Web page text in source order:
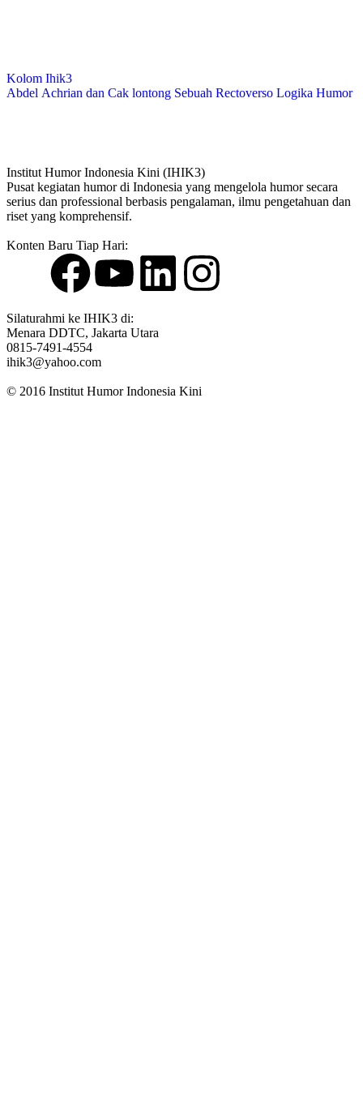
Kolom Ihik3
Abdel Achrian dan Cak lontong Sebuah Rectoverso Logika Humor
Institut Humor Indonesia Kini (IHIK3)
Pusat kegiatan humor di Indonesia yang mengelola humor secara
serius dan professional berbasis pengalaman, ilmu pengetahuan dan
riset yang komprehensif.
Konten Baru Tiap Hari:
Silaturahmi ke IHIK3 di:
Menara DDTC, Jakarta Utara
0815-7491-4554
ihik3@yahoo.com
© 2016 Institut Humor Indonesia Kini